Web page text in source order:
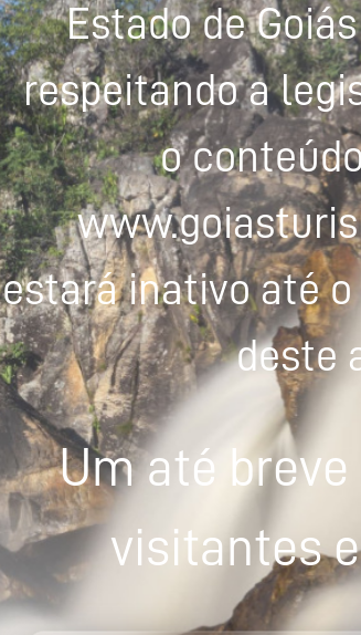
Estado de
respeitando a
o
estará inativo até
deste
Um até breve
visitantes